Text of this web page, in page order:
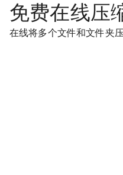
免费在线压
在线将多个文件和文件夹